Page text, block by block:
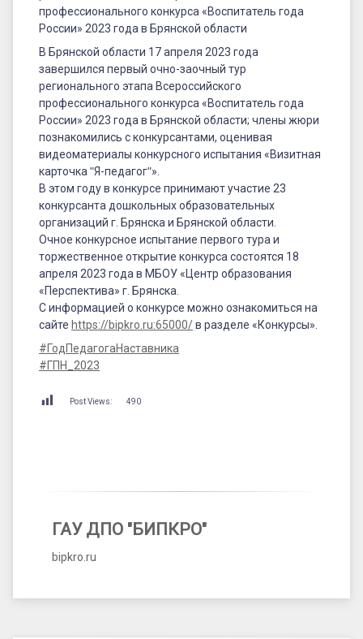
конкурса
«Воспитатель
года
России»
2023
года
Брянской
области
профессионального конкурса «Воспитатель года
России» 2023 года в Брянской области
В Брянской области 17 апреля 2023 года
завершился первый очно-заочный тур
регионального этапа Всероссийского
профессионального конкурса «Воспитатель года
России» 2023 года в Брянской области; члены жюри
познакомились с конкурсантами, оценивая
видеоматериалы конкурсного испытания «Визитная
карточка ʺЯ-педагогʺ».
В этом году в конкурсе принимают участие 23
конкурсанта дошкольных образовательных
организаций г. Брянска и Брянской области.
Очное конкурсное испытание первого тура и
торжественное открытие конкурса состоятся 18
апреля 2023 года в МБОУ «Центр образования
«Перспектива» г. Брянска.
С информацией о конкурсе можно ознакомиться на
сайте https://bipkro.ru:65000/в разделе «Конкурсы».
#ГодПедагогаНаставника
#ГПН_2023
Post Views: 490
ГАУ ДПО "БИПКРО"
bipkro.ru